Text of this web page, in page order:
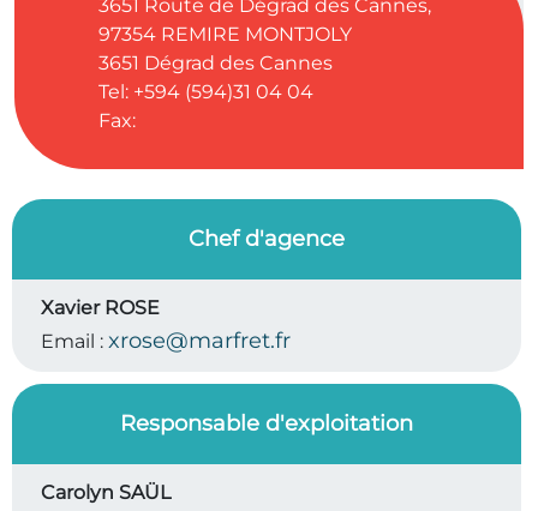
3651 Route de Dégrad des Cannes,
97354 REMIRE MONTJOLY
3651 Dégrad des Cannes
Tel: +594 (594)31 04 04
Fax:
Chef d'agence
Xavier ROSE
Email : xrose@marfret.fr
Responsable d'exploitation
Carolyn SAÜL